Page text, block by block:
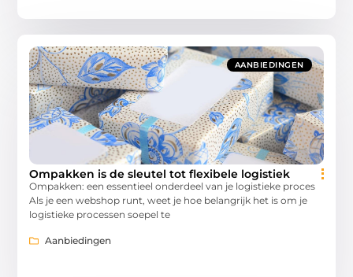
AANBIEDINGEN
Ompakken is de sleutel tot flexibele logistiek
Ompakken: een essentieel onderdeel van je logistieke proces
Als je een webshop runt, weet je hoe belangrijk het is om je
logistieke processen soepel te
Aanbiedingen